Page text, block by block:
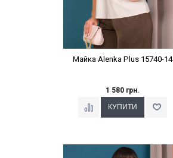
Майка Alenka Plus 15740-14
1 580 грн.
Наклейки Варіант з %